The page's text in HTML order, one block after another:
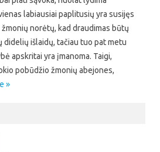
labiausiai paplitusių yra susijęs
norėtų, kad draudimas būtų
didelių išlaidų, tačiau tuo pat metu
apskritai yra įmanoma. Taigi,
pobūdžio žmonių abejones,
»